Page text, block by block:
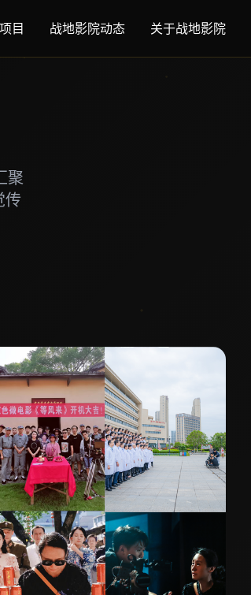
目 战地影院动态 关于战地影院
聚
传